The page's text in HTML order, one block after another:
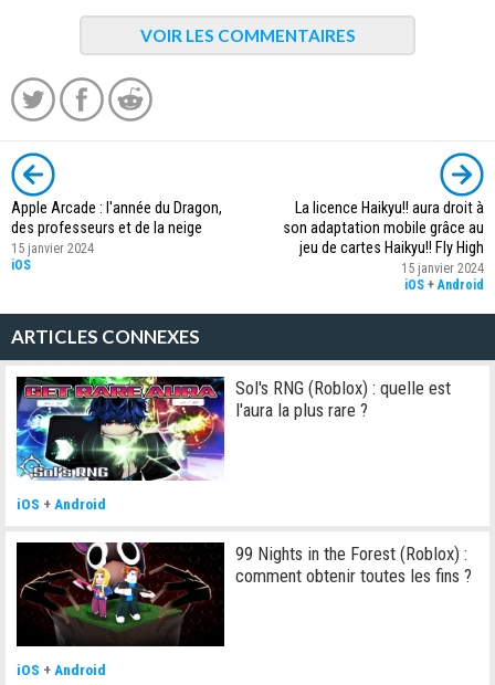
VOIR LES COMMENTAIRES
Apple Arcade : l'année du Dragon,
des professeurs et de la neige
15 janvier 2024
iOS
La licence Haikyu!! aura droit à
son adaptation mobile grâce au
jeu de cartes Haikyu!! Fly High
15 janvier 2024
iOS + Android
ARTICLES CONNEXES
Sol's RNG (Roblox) : quelle est
l'aura la plus rare ?
iOS + Android
99 Nights in the Forest (Roblox) :
comment obtenir toutes les fins ?
iOS + Android